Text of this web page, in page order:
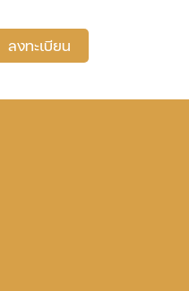
ลงทะเบียน